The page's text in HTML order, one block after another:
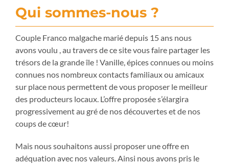
Qui sommes-nous ?
Couple Franco malgache marié depuis 15 ans nous
avons voulu , au travers de ce site vous faire partager les
trésors de la grande île ! Vanille, épices connues ou moins
connues nos nombreux contacts familiaux ou amicaux
sur place nous permettent de vous proposer le meilleur
des producteurs locaux. L’offre proposée s’élargira
progressivement au gré de nos découvertes et de nos
coups de cœur!
Mais nous souhaitons aussi proposer une offre en
adéquation avec nos valeurs. Ainsi nous avons pris le